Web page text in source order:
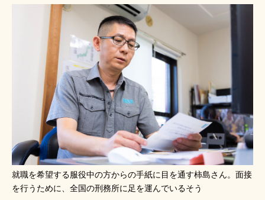
就職を希望する服役中の方からの手紙に目を通す柿島さん。面接
を行うために、全国の刑務所に足を運んでいるそう